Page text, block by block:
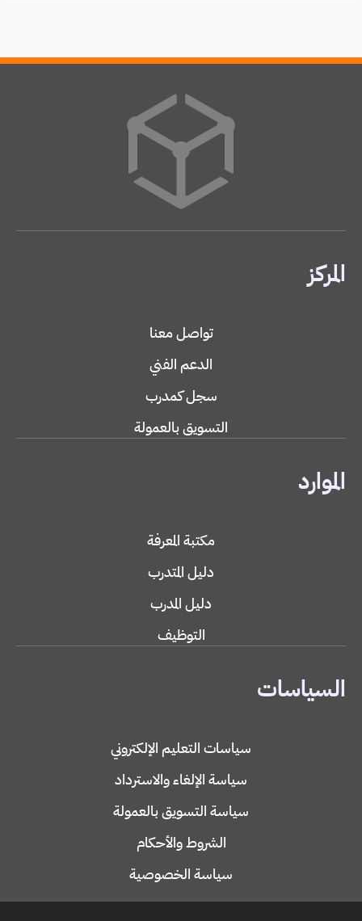
المركز
تواصل معنا
الدعم الفني
سجل كمدرب
التسويق بالعمولة
الموارد
مكتبة المعرفة
دليل المتدرب
دليل المدرب
التوظيف
السياسات
سياسات التعليم الإلكتروني
سياسة الإلغاء والاسترداد
سياسة التسويق بالعمولة
الشروط والأحكام
سياسة الخصوصية